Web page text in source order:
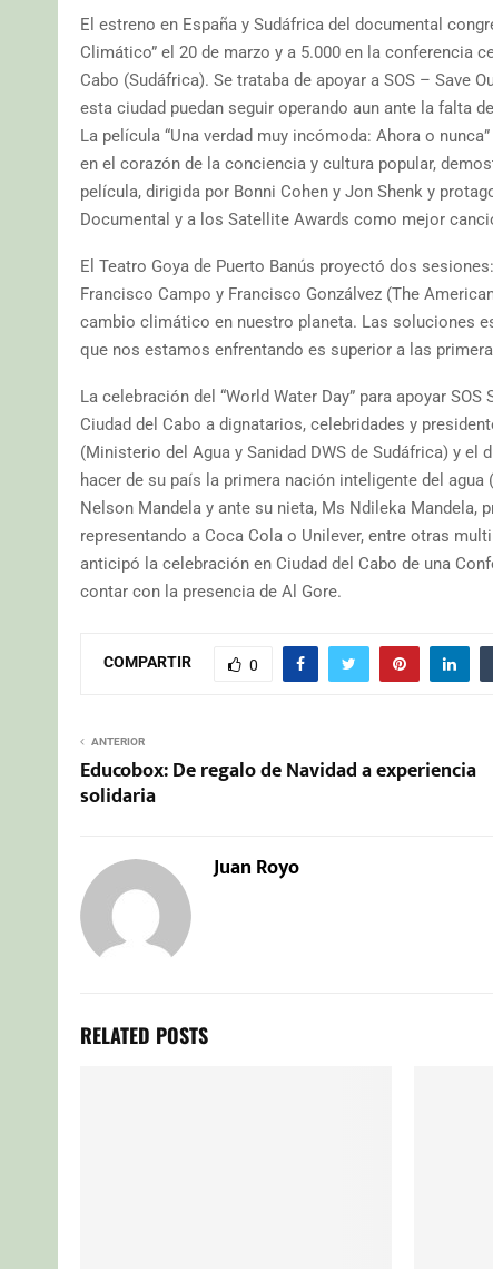
El estreno en España y Sudáfrica del documental
Climático” el 20 de marzo y a 5.000 en la conferencia
Cabo (Sudáfrica). Se trataba de apoyar a SOS – Save
esta ciudad puedan seguir operando aun ante la falta
La película “Una verdad muy incómoda: Ahora o
en el corazón de la conciencia y cultura popular,
película, dirigida por Bonni Cohen y Jon Shenk y
Documental y a los Satellite Awards como mejor
El Teatro Goya de Puerto Banús proyectó dos
Francisco Campo y Francisco Gonzálvez (The
cambio climático en nuestro planeta. Las soluciones
que nos estamos enfrentando es superior a las
La celebración del “World Water Day” para apoyar
Ciudad del Cabo a dignatarios, celebridades y
(Ministerio del Agua y Sanidad DWS de Sudáfrica) y el
hacer de su país la primera nación inteligente del
Nelson Mandela y ante su nieta, Ms Ndileka Mandela,
representando a Coca Cola o Unilever, entre otras
anticipó la celebración en Ciudad del Cabo de una
contar con la presencia de Al Gore.
COMPARTIR 0
ANTERIOR
Educobox: De regalo de Navidad a experiencia
solidaria
Juan Royo
RELATED POSTS